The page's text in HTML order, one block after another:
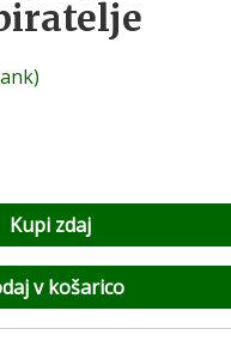
Kupi zdaj
v košarico